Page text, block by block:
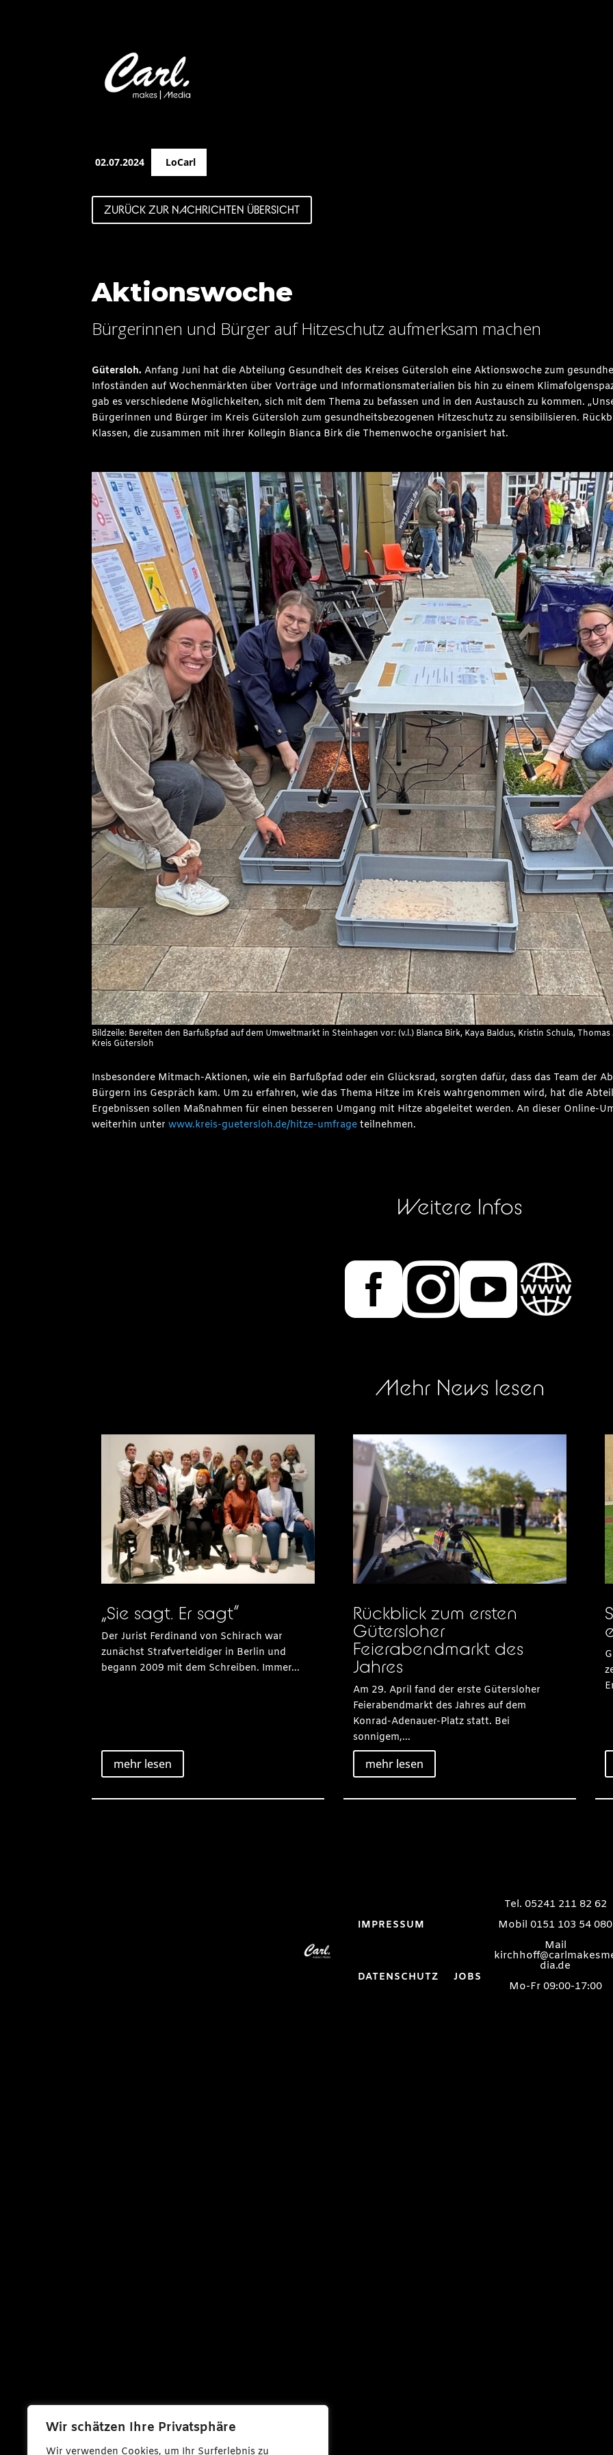
Wir schätzen Ihre Privatsphäre
Wir verwenden Cookies, um Ihr Surferlebnis zu
02.07.2024 LoCarl
ZURÜCK ZUR NACHRICHTEN ÜBERSICHT
Aktionswoche
Bürgerinnen und Bürger auf Hitzeschutz aufmerksam machen
Gütersloh.Anfang Juni hat die Abteilung Gesundheit des Kreises Gütersloh eine Aktionswoche zum
Infoständen auf Wochenmärkten über Vorträge und Informationsmaterialien bis hin zu einem
gab es verschiedene Möglichkeiten, sich mit dem Thema zu befassen und in den Austausch zu kommen.
Bürgerinnen und Bürger im Kreis Gütersloh zum gesundheitsbezogenen Hitzeschutz zu sensibilisieren.
Klassen, die zusammen mit ihrer Kollegin Bianca Birk die Themenwoche organisiert hat.
Bildzeile: Bereiten den Barfußpfad auf dem Umweltmarkt in Steinhagen vor: (v.l.) Bianca Birk, Kaya Baldus, Kristin Schula,
Kreis Gütersloh
Insbesondere Mitmach-Aktionen, wie ein Barfußpfad oder ein Glücksrad, sorgten dafür, dass das Team der
Bürgern ins Gespräch kam. Um zu erfahren, wie das Thema Hitze im Kreis wahrgenommen wird, hat die
Ergebnissen sollen Maßnahmen für einen besseren Umgang mit Hitze abgeleitet werden. An dieser Online-
weiterhin unterwww.kreis-guetersloh.de/hitze-umfrage teilnehmen.
Weitere Infos

Mehr News lesen
„Sie sagt. Er sagt“
Der Jurist Ferdinand von Schirach war
zunächst Strafverteidiger in Berlin und
begann 2009 mit dem Schreiben. Immer...
mehr lesen
Rückblick zum ersten
Gütersloher
Feierabendmarkt des
Jahres
Am 29. April fand der erste Gütersloher
Feierabendmarkt des Jahres auf dem
Konrad-Adenauer-Platz statt. Bei
sonnigem,...
mehr lesen
IMPRESSUM
DATENSCHUTZ JOBS
Tel. 05241 211 82 62
Mobil 0151 103 54 080
Mail
dia.de
Mo-Fr 09:00-17:00